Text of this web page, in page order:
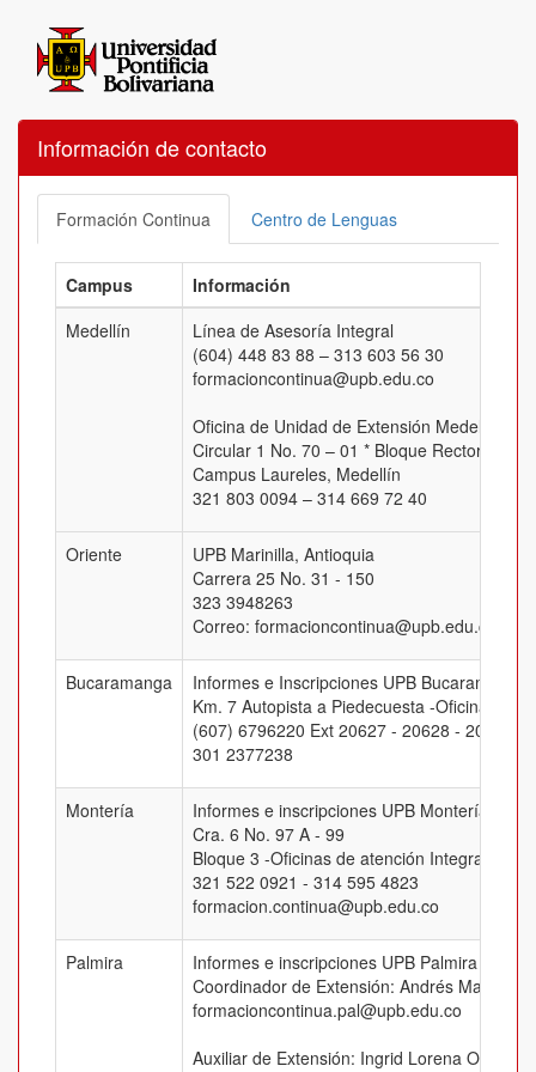
Información de contacto
Formación Continua Centro de Lenguas
Campus
Información
Medellín
Línea de Asesoría Integral
(604) 448 83 88 – 313 603 56 30
formacioncontinua@upb.edu.co
Oficina de Unidad de Extensión Medellín
Circular 1 No. 70 – 01 * Bloque Rectoral, Of.
Campus Laureles, Medellín
321 803 0094 – 314 669 72 40
Oriente
UPB Marinilla, Antioquia
Carrera 25 No. 31 - 150
323 3948263
Correo: formacioncontinua@upb.edu.co
Bucaramanga
Informes e Inscripciones UPB Bucaramanga
Km. 7 Autopista a Piedecuesta -Oficina J-205
(607) 6796220 Ext 20627 - 20628 - 20629 -
301 2377238
Montería
Informes e inscripciones UPB Montería
Cra. 6 No. 97 A - 99
Bloque 3 -Oficinas de atención Integral
321 522 0921 - 314 595 4823
formacion.continua@upb.edu.co
Palmira
Informes e inscripciones UPB Palmira
Coordinador de Extensión: Andrés Mauricio
formacioncontinua.pal@upb.edu.co
Auxiliar de Extensión: Ingrid Lorena Ospina